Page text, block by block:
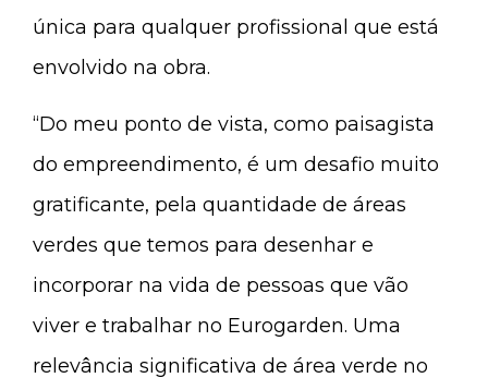
única para qualquer profissional que está
envolvido na obra.
“Do meu ponto de vista, como paisagista
do empreendimento, é um desafio muito
gratificante, pela quantidade de áreas
verdes que temos para desenhar e
incorporar na vida de pessoas que vão
viver e trabalhar no Eurogarden. Uma
relevância significativa de área verde no